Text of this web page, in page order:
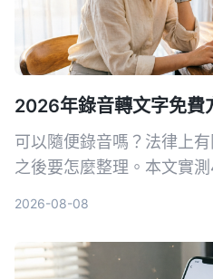
2026年錄音轉文字免費
可以隨便錄音嗎？法律上
之後要怎麼整理。本文實
2026-08-08